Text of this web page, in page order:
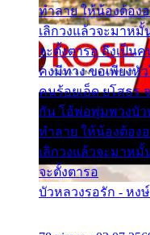
ทำลาย ให้น้องต้อง
เลิกวงแล้วจะมาห
จะตั้งตารอ ถึงเป็น
คงมีทาง ขอเพียงหั
คนร้อยเอ็ด ยโสธร
กัน โอ้พ่อพุ่มพวงบัว
ทำลาย ให้น้องต้อง
เลิกวงแล้วจะมาห
จะตั้งตารอ
บัวหลวงรอรัก - หง